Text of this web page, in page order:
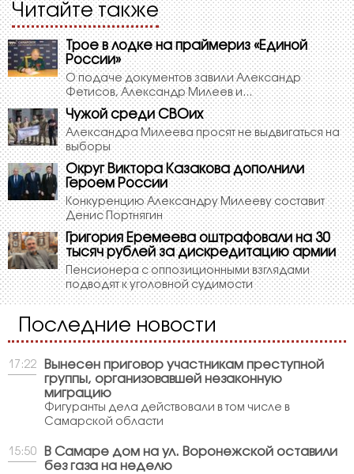
Читайте также
Трое в лодке на праймериз «Единой
России»
О подаче документов завили Александр
Фетисов, Александр Милеев и...
Чужой среди СВОих
Александра Милеева просят не выдвигаться на
выборы
Округ Виктора Казакова дополнили
Героем России
Конкуренцию Александру Милееву составит
Денис Портнягин
Григория Еремеева оштрафовали на 30
тысяч рублей за дискредитацию армии
Пенсионера с оппозиционными взглядами
подводят к уголовной судимости
Последние новости
17:22
Вынесен приговор участникам преступной
группы, организовавшей незаконную
миграцию
Фигуранты дела действовали в том числе в
Самарской области
15:50
В Самаре дом на ул. Воронежской оставили
без газа на неделю